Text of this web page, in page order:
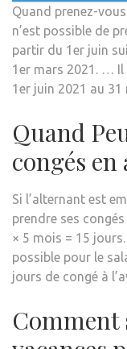
Quand prenez-
n’est possible de
partir du 1er juin
1er mars 2021. … Il
1er juin 2021 au 31
Quand
congés
Si l’alternant est
prendre ses
× 5 mois = 15
possible pour le
jours de congé à
Comment